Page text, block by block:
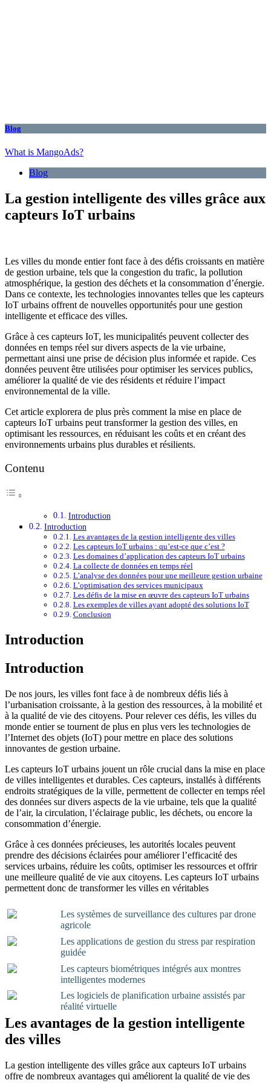
Blog
What is MangoAds?
Blog
La gestion intelligente des villes grâce aux
capteurs IoT urbains
Les villes du monde entier font face à des défis croissants en matière
de gestion urbaine, tels que la congestion du trafic, la pollution
atmosphérique, la gestion des déchets et la consommation d’énergie.
Dans ce contexte, les technologies innovantes telles que les capteurs
IoT urbains offrent de nouvelles opportunités pour une gestion
intelligente et efficace des villes.
Grâce à ces capteurs IoT, les municipalités peuvent collecter des
données en temps réel sur divers aspects de la vie urbaine,
permettant ainsi une prise de décision plus informée et rapide. Ces
données peuvent être utilisées pour optimiser les services publics,
améliorer la qualité de vie des résidents et réduire l’impact
environnemental de la ville.
Cet article explorera de plus près comment la mise en place de
capteurs IoT urbains peut transformer la gestion des villes, en
optimisant les ressources, en réduisant les coûts et en créant des
environnements urbains plus durables et résilients.
Contenu
Introduction
Introduction
Les avantages de la gestion intelligente des villes
Les capteurs IoT urbains : qu’est-ce que c’est ?
Les domaines d’application des capteurs IoT urbains
La collecte de données en temps réel
L’analyse des données pour une meilleure gestion urbaine
L’optimisation des services municipaux
Les défis de la mise en œuvre des capteurs IoT urbains
Les exemples de villes ayant adopté des solutions IoT
Conclusion
Introduction
Introduction
De nos jours, les villes font face à de nombreux défis liés à
l’urbanisation croissante, à la gestion des ressources, à la mobilité et
à la qualité de vie des citoyens. Pour relever ces défis, les villes du
monde entier se tournent de plus en plus vers les technologies de
l’Internet des objets (IoT) pour mettre en place des solutions
innovantes de gestion urbaine.
Les capteurs IoT urbains jouent un rôle crucial dans la mise en place
de villes intelligentes et durables. Ces capteurs, installés à différents
endroits stratégiques de la ville, permettent de collecter en temps réel
des données sur divers aspects de la vie urbaine, tels que la qualité
de l’air, la circulation, l’éclairage public, les déchets, ou encore la
consommation d’énergie.
Grâce à ces données précieuses, les autorités locales peuvent
prendre des décisions éclairées pour améliorer l’efficacité des
services urbains, réduire les coûts, optimiser les ressources et offrir
une meilleure qualité de vie aux citoyens. Les capteurs IoT urbains
permettent donc de transformer les villes en véritables
Les systèmes de surveillance des cultures par drone
agricole
Les applications de gestion du stress par respiration
guidée
Les capteurs biométriques intégrés aux montres
intelligentes modernes
Les logiciels de planification urbaine assistés par
réalité virtuelle
Les avantages de la gestion intelligente
des villes
La gestion intelligente des villes grâce aux capteurs IoT urbains
offre de nombreux avantages qui améliorent la qualité de vie des